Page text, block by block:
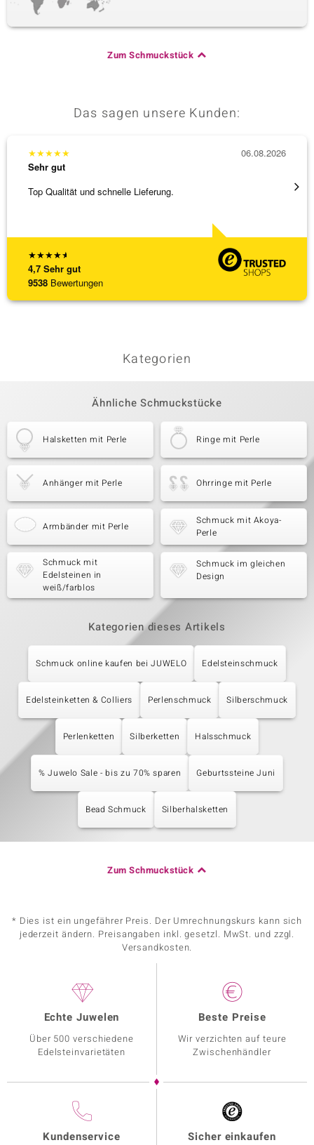
Zum Schmuckstück
Das sagen unsere Kunden:
★★★★★
4,7 Sehr gut
9538 Bewertungen
★★★★★
Sehr gut
Top Qualität und schnelle Lieferung.
06.08.2026
Kategorien
Ähnliche Schmuckstücke
Halsketten mit Perle Ringe mit Perle
Anhänger mit Perle Ohrringe mit Perle
Armbänder mit Perle
Schmuck mit Akoya-
Perle
Schmuck mit
Edelsteinen in
weiß/farblos
Schmuck im gleichen
Design
Kategorien dieses Artikels
Schmuck online kaufen bei JUWELO Edelsteinschmuck
Edelsteinketten & Colliers Perlenschmuck Silberschmuck
Perlenketten Silberketten Halsschmuck
% Juwelo Sale - bis zu 70% sparen Geburtssteine Juni
Bead Schmuck Silberhalsketten
Zum Schmuckstück
* Dies ist ein ungefährer Preis. Der Umrechnungskurs kann sich
jederzeit ändern. Preisangaben inkl. gesetzl. MwSt. und zzgl.
Versandkosten.
Echte Juwelen
Über 500 verschiedene
Edelsteinvarietäten
Beste Preise
Wir verzichten auf teure
Zwischenhändler
Kundenservice Sicher einkaufen